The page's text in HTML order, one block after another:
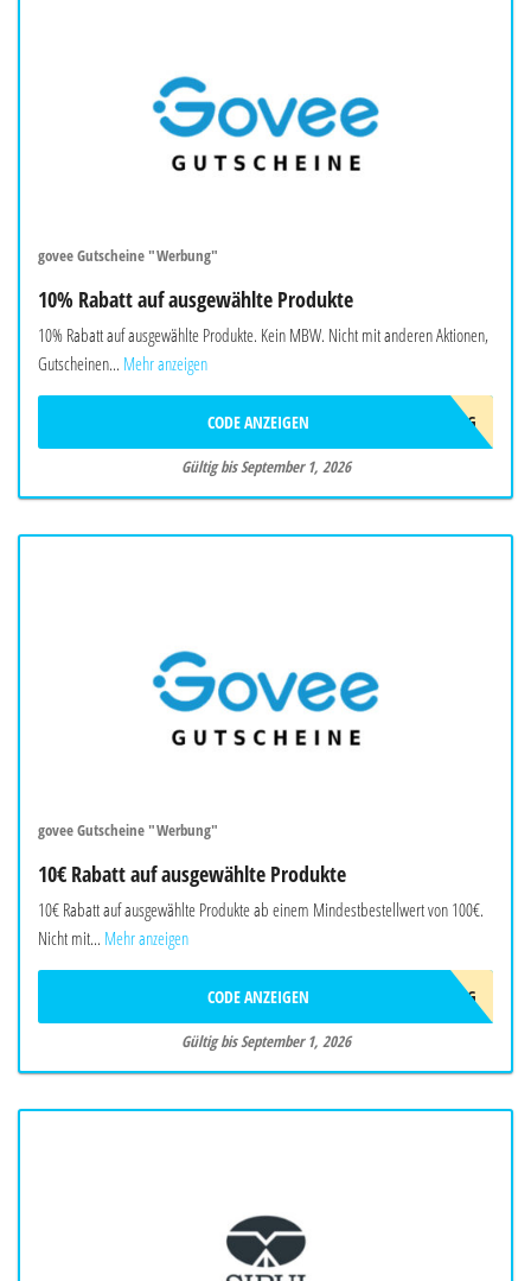
govee Gutscheine "Werbung"
10% Rabatt auf ausgewählte Produkte
10% Rabatt auf ausgewählte Produkte. Kein MBW. Nicht mit anderen Aktionen,
Gutscheinen... Mehr anzeigen
AFF10AUG
CODE ANZEIGEN
Gültig bis September 1, 2026
govee Gutscheine "Werbung"
10€ Rabatt auf ausgewählte Produkte
10€ Rabatt auf ausgewählte Produkte ab einem Mindestbestellwert von 100€.
Nicht mit... Mehr anzeigen
10AFFAUG
CODE ANZEIGEN
Gültig bis September 1, 2026